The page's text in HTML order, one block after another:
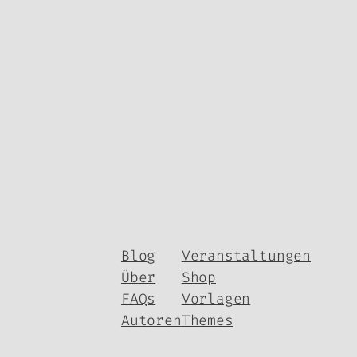
Blog
Über
FAQs
Autoren
Veranstaltungen
Shop
Vorlagen
Themes